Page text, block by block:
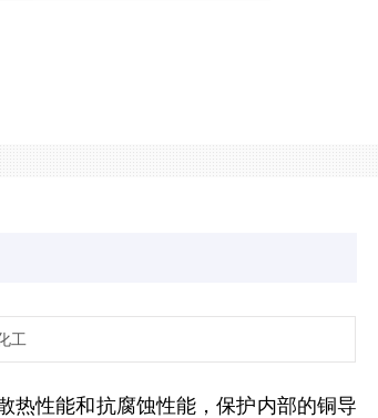
工
热性能和抗腐蚀性能，保护内部的铜导